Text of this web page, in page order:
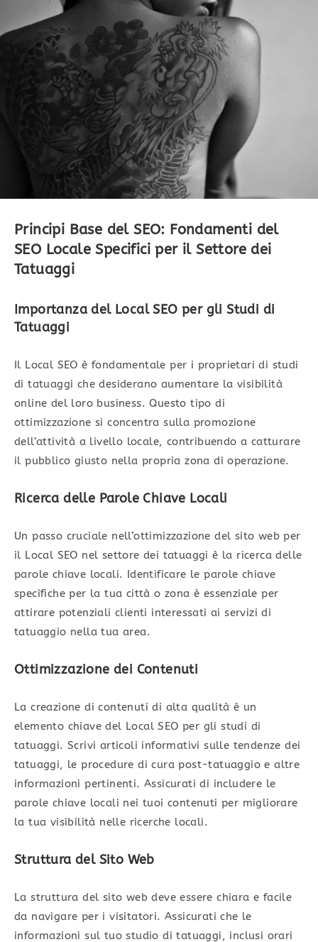
Principi Base del SEO: Fondamenti del
SEO Locale Specifici per il Settore dei
Tatuaggi
Importanza del Local SEO per gli Studi di
Tatuaggi
Il Local SEO è fondamentale per i proprietari di studi
di tatuaggi che desiderano aumentare la visibilità
online del loro business. Questo tipo di
ottimizzazione si concentra sulla promozione
dell’attività a livello locale, contribuendo a catturare
il pubblico giusto nella propria zona di operazione.
Ricerca delle Parole Chiave Locali
Un passo cruciale nell’ottimizzazione del sito web per
il Local SEO nel settore dei tatuaggi è la ricerca delle
parole chiave locali. Identificare le parole chiave
specifiche per la tua città o zona è essenziale per
attirare potenziali clienti interessati ai servizi di
tatuaggio nella tua area.
Ottimizzazione dei Contenuti
La creazione di contenuti di alta qualità è un
elemento chiave del Local SEO per gli studi di
tatuaggi. Scrivi articoli informativi sulle tendenze dei
tatuaggi, le procedure di cura post-tatuaggio e altre
informazioni pertinenti. Assicurati di includere le
parole chiave locali nei tuoi contenuti per migliorare
la tua visibilità nelle ricerche locali.
Struttura del Sito Web
La struttura del sito web deve essere chiara e facile
da navigare per i visitatori. Assicurati che le
informazioni sul tuo studio di tatuaggi, inclusi orari